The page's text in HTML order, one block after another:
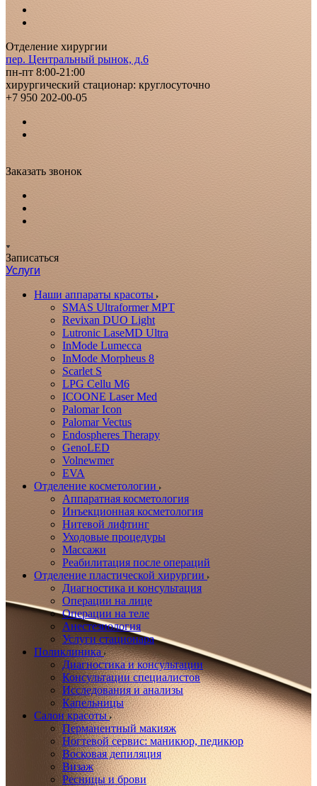
Отделение хирургии
пер. Центральный рынок, д.6
пн-пт 8:00-21:00
хирургический стационар: круглосуточно
+7 950 202-00-05
Заказать звонок
Записаться
Услуги
Наши аппараты красоты
SMAS Ultraformer MPT
Revixan DUO Light
Lutronic LaseMD Ultra
InMode Lumecca
InMode Morpheus 8
Scarlet S
LPG Cellu M6
ICOONE Laser Med
Palomar Icon
Palomar Vectus
Endospheres Therapy
GenoLED
Volnewmer
EVA
Отделение косметологии
Аппаратная косметология
Инъекционная косметология
Нитевой лифтинг
Уходовые процедуры
Массажи
Реабилитация после операций
Отделение пластической хирургии
Диагностика и консультация
Операции на лице
Операции на теле
Анестезиология
Услуги стационара
Поликлиника
Диагностика и консультации
Консультации специалистов
Исследования и анализы
Капельницы
Салон красоты
Перманентный макияж
Ногтевой сервис: маникюр, педикюр
Восковая депиляция
Визаж
Ресницы и брови